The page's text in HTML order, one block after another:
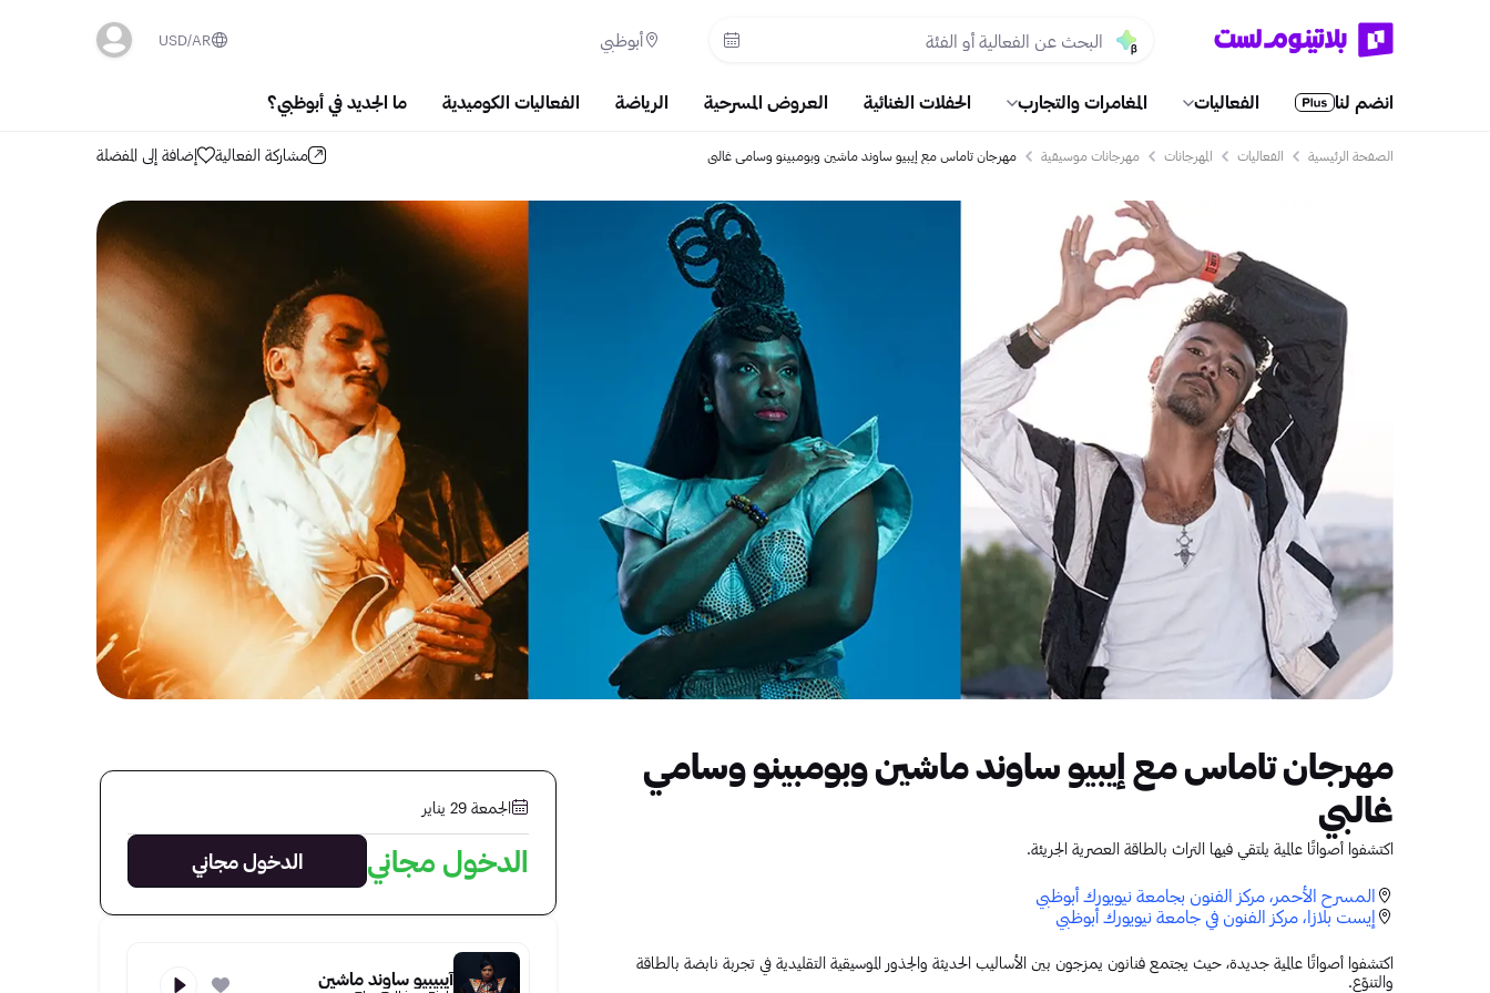
أبوظبي AR
USD
انضم لنا الفعاليات المغامرات والتجارب الحفلات الغنائية العروض المسرحية الرياضة الفعاليات الكوميدية ما الجديد في أبوظبي؟
الصفحة الرئيسية الفعاليات المهرجانات مهرجانات موسيقية مهرجان تاماس مع إيبيو ساوند ماشين وبومبينو وسامي غالبي مشاركة الفعالية إضافة إلى المفضلة
الجمعة 29 يناير
الدخول مجاني الدخول مجاني
آيبيبيو ساوند ماشين
مهرجان تاماس مع إيبيو ساوند ماشين وبومبينو وسامي
غالبي
اكتشفوا أصواتًا عالمية يلتقي فيها التراث بالطاقة العصرية الجريئة.
المسرح الأحمر، مركز الفنون بجامعة نيويورك أبوظبي
إيست بلازا، مركز الفنون في جامعة نيويورك أبوظبي
اكتشفوا أصواتًا عالمية جديدة، حيث يجتمع فنانون يمزجون بين الأساليب الحديثة والجذور الموسيقية التقليدية في تجربة نابضة بالطاقة
والتنوّع.